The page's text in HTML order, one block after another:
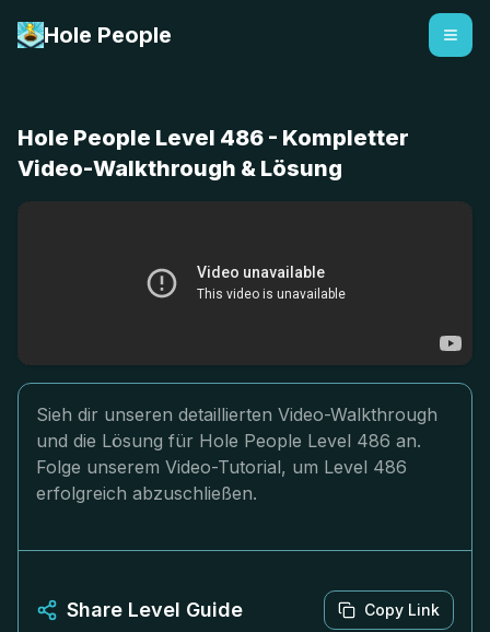
Hole People
Hole People Level 486 - Kompletter
Video-Walkthrough & Lösung
Sieh dir unseren detaillierten Video-Walkthrough
und die Lösung für Hole People Level 486 an.
Folge unserem Video-Tutorial, um Level 486
erfolgreich abzuschließen.
Share Level Guide Copy Link